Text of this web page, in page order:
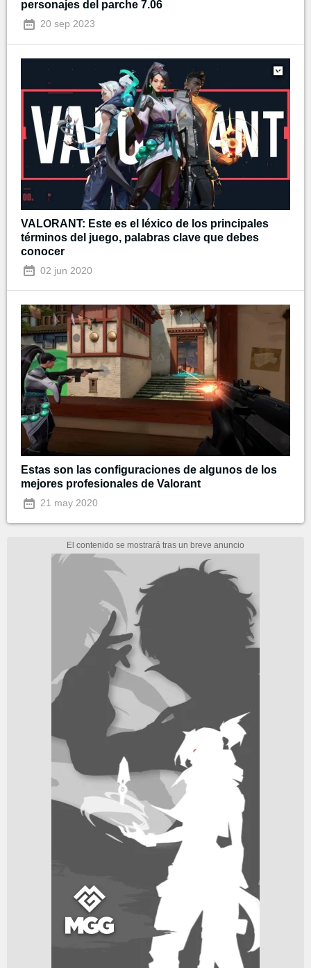
personajes del parche 7.06
20 sep 2023
VALORANT: Este es el léxico de los principales
términos del juego, palabras clave que debes
conocer
02 jun 2020
Estas son las configuraciones de algunos de los
mejores profesionales de Valorant
21 may 2020